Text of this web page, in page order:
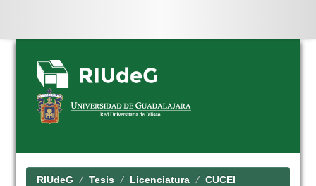
Skip
navigation
RIUdeG Tesis Licenciatura CUCEI